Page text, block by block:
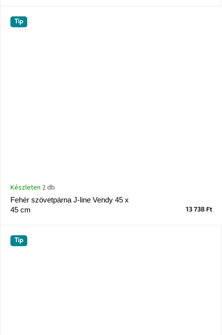
Tip
Fehér szövetpárna J-line Vendy 45 x
45 cm
Készleten 2 db
13 738 Ft
Tip